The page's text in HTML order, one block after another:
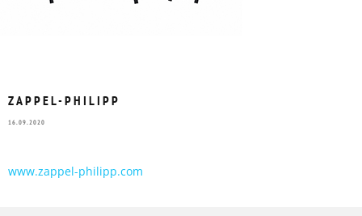
ZAPPEL-PHILIPP
16.09.2020
www.zappel-philipp.com